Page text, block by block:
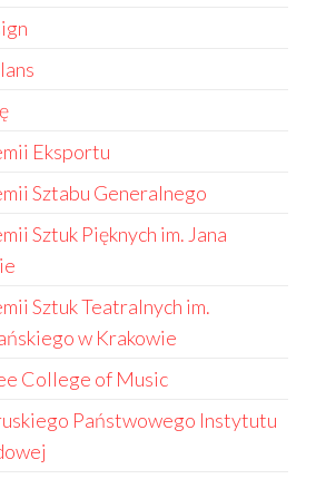
Eksportu
Sztabu Generalnego
Sztuk Pięknych im. Jana
Sztuk Teatralnych im.
w Krakowie
College of Music
Państwowego Instytutu